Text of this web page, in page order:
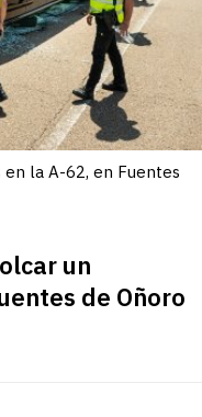
la A-62, en Fuentes
un
de Oñoro